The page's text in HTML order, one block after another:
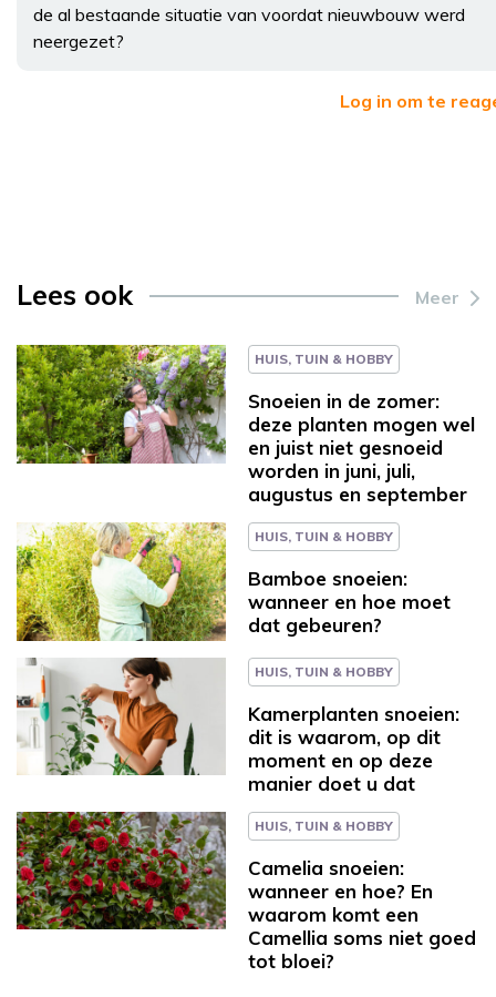
de al bestaande situatie van voordat nieuwbouw werd
neergezet?
Log in om te
Lees ook Meer
HUIS, TUIN & HOBBY
Snoeien in de zomer:
deze planten mogen wel
en juist niet gesnoeid
worden in juni, juli,
augustus en september
HUIS, TUIN & HOBBY
Bamboe snoeien:
wanneer en hoe moet
dat gebeuren?
HUIS, TUIN & HOBBY
Kamerplanten snoeien:
dit is waarom, op dit
moment en op deze
manier doet u dat
HUIS, TUIN & HOBBY
Camelia snoeien:
wanneer en hoe? En
waarom komt een
Camellia soms niet goed
tot bloei?